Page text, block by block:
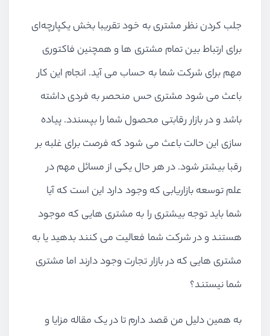
جلب کردن نظر مشتری به خود تقریبا بخش یکپارچه‌ای
برای ارتباط بین تمام مشتری ها و همچنین فاکتوری
مهم برای شرکت شما به حساب می ‌آید. انجام این کار
باعث می شود مشتری حس منحصر به فردی داشته
باشد و در بازار رقابتی محصول شما را بپسندد. پیاده
سازی این حالت باعث می شود که فرصت برای غلبه بر
رقبا بیشتر شود. در هر حال یکی از مسائل مهم در
علم توسعه بازاریابی که وجود دارد این است که آیا
شما باید توجه بیشتری را به مشتری هایی که موجود
هستند و در شرکت شما فعالیت می کنند بدهید یا به
مشتری هایی که در بازار تجارت وجود دارند اما مشتری
شما نیستند؟
به همین دلیل من قصد دارم تا در یک مقاله مزایا و